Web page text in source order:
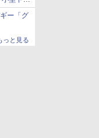
ー「グ
っと見る